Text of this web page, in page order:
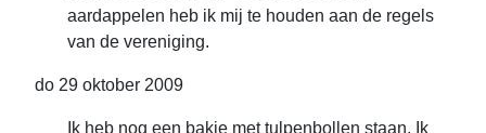
aardappelen heb ik mij te houden aan de regels
van de vereniging.
do 29 oktober 2009
Ik heb nog een bakje met tulpenbollen staan. Ik